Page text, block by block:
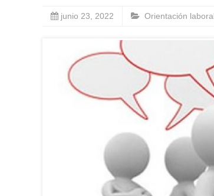
junio 23, 2022 Orientación laboral